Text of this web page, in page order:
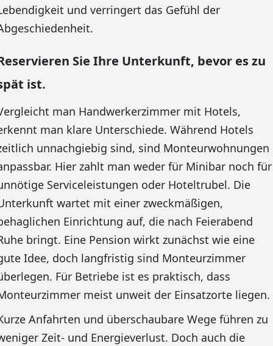
und verringert das Gefühl der
Sie Ihre Unterkunft, bevor es zu
ist.
man Handwerkerzimmer mit Hotels,
man klare Unterschiede. Während Hotels
unnachgiebig sind, sind Monteurwohnungen
Hier zahlt man weder für Minibar noch für
Serviceleistungen oder Hoteltrubel. Die
wartet mit einer zweckmäßigen,
Einrichtung auf, die nach Feierabend
bringt. Eine Pension wirkt zunächst wie eine
Idee, doch langfristig sind Monteurzimmer
Für Betriebe ist es praktisch, dass
meist unweit der Einsatzorte liegen.
Anfahrten und überschaubare Wege führen zu
Zeit- und Energieverlust. Doch auch die